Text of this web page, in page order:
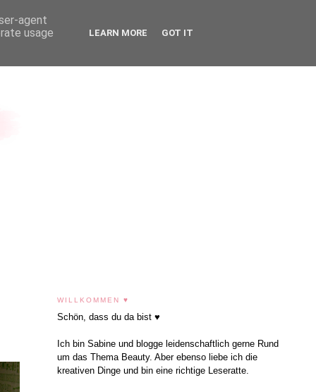
WILLKOMMEN ♥
Schön, dass du da bist ♥
Ich bin Sabine und blogge leidenschaftlich gerne Rund
um das Thema Beauty. Aber ebenso liebe ich die
kreativen Dinge und bin eine richtige Leseratte.
agent
usage
LEARN MORE GOT IT